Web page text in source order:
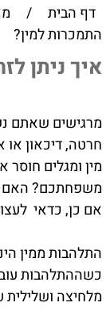
דף הבית /
התמכרות למין?
איך ניתן
מרגישים שאתם
חרטה, דיכאון
מין ומגלים
משפחתכם? האם
אם כן, כדאי
התלהבות ממין
כשההתלהבות
מלחיצה ושלילית